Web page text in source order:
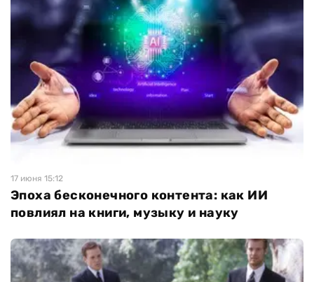
17 июня 15:12
Эпоха бесконечного контента: как ИИ
повлиял на книги, музыку и науку